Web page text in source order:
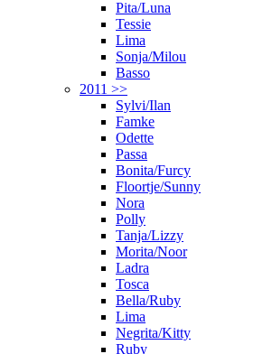
Pita/Luna
Tessie
Lima
Sonja/Milou
Basso
2011 >>
Sylvi/Ilan
Famke
Odette
Passa
Bonita/Furcy
Floortje/Sunny
Nora
Polly
Tanja/Lizzy
Morita/Noor
Ladra
Tosca
Bella/Ruby
Lima
Negrita/Kitty
Ruby